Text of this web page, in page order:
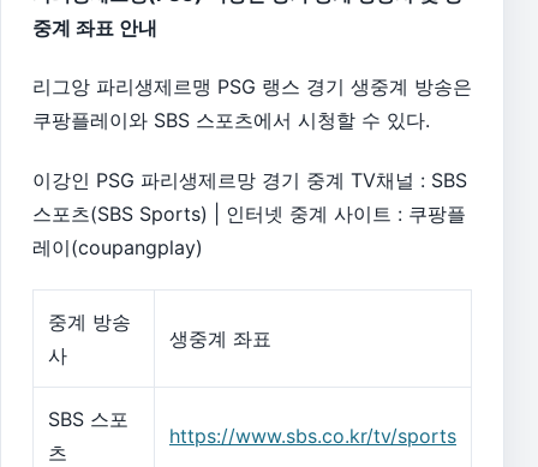
중계 좌표 안내
리그앙 파리생제르맹 PSG 랭스 경기 생중계 방송은
쿠팡플레이와 SBS 스포츠에서 시청할 수 있다.
이강인 PSG 파리생제르망 경기 중계 TV채널 : SBS
스포츠(SBS Sports) | 인터넷 중계 사이트 : 쿠팡플
레이(coupangplay)
중계 방송
사
생중계 좌표
SBS 스포
츠
https://www.sbs.co.kr/tv/sports